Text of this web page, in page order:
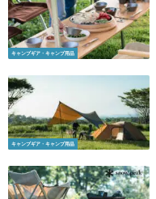
キャンプギア・キャンプ用品
キャンプギア・キャンプ用品